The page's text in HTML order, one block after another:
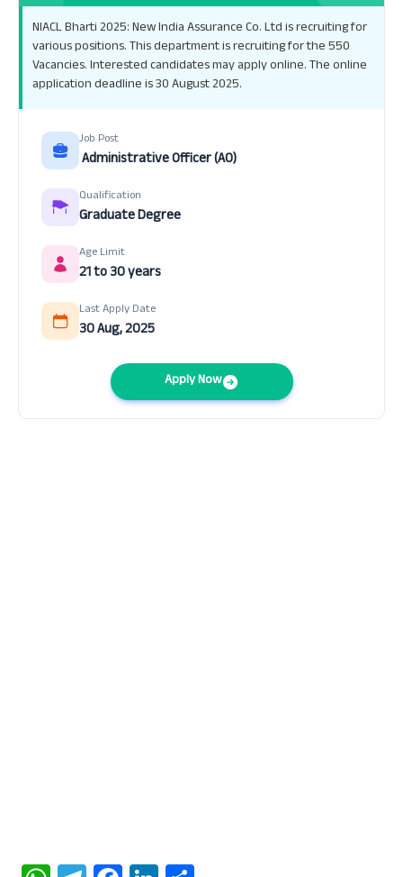
NIACL Bharti 2025: New India Assurance Co. Ltd is recruiting for
various positions. This department is recruiting for the 550
Vacancies. Interested candidates may apply online. The online
application deadline is 30 August 2025.
Job Post
Administrative Officer (AO)
Qualification
Graduate Degree
Age Limit
21 to 30 years
Last Apply Date
30 Aug, 2025
Apply Now